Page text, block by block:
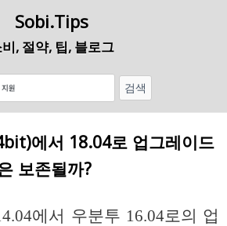
Sobi.Tips
, 절약, 팁, 블로그
에서 18.04로 업그레이드
보존될까?
에서 우분투 16.04로의 업